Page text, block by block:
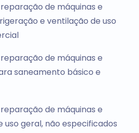
de máquinas e
e ventilação de uso
de máquinas e
saneamento básico e
de máquinas e
uso geral, não especificados